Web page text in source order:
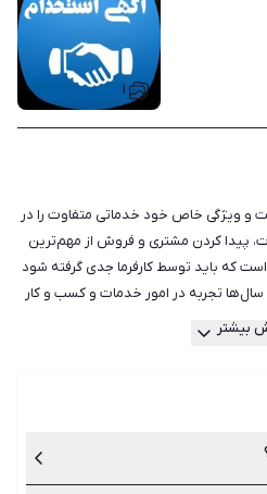
۱
و ویژگی خاص خود خدماتی متفاوت را در
پیدا کردن مشتری و فروش از مهم‌ترین
که باید توسط کارفرما جدی گرفته شود
تجربه در امور خدمات و کسب و کار
آگهی‌های کسب و کارهایی مانند آرایشگری
آن‌ها اضافه خواهد شد. تفاوتی ندارد
اپلیکیشن شیپور در محیطی کاملا امن،
بیشتر